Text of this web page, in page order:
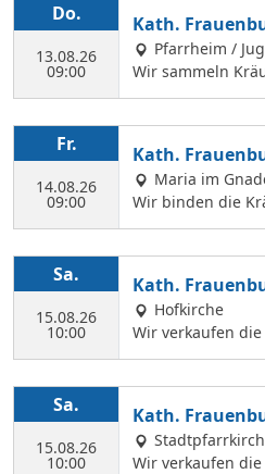
Do.
13.08.26
09:00
Kath.
Pfarrheim /
Wir sammeln
n, die wir am 14.
Margit Ettig am
Fr.
14.08.26
09:00
Kath.
inden
Maria im
Wir binden die
m Kahlhof. Wir
der Hl. Geist
en können.
Sa.
15.08.26
10:00
Kath.
erkauf
Hofkirche
Wir verkaufen
Festgottesdienst
Sa.
15.08.26
10:00
Kath.
erkauf
Wir verkaufen